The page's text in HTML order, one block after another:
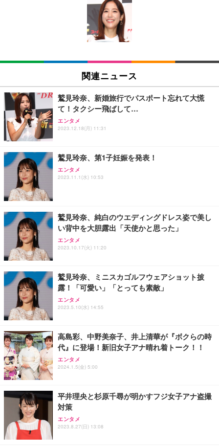
い 跳ね上げ式アームレスト コンパクト 約105度ロッ
キング pc 事務椅子 360度回転 座面昇降 強化ナイロ
ン樹脂ベース 通気性メッシュ 在宅ワーク H-WY01
(黒網+黒枠+黒足)
SIHOO B100 オフィスチェア／デスクチェア メッシ
ュチェア 人間工学 疲れない ブラック
￥27,999
Sezlife オフィスチェア デスクチェア 疲れない テレ
ワーク チェア 強化バックレスト 30度ロッキング機
能 人間工学 椅子 腰サポート 90度跳ね上げ式アーム
ョン PCチェア 通気性メッシュ ゲーミング/勉強/事
務用 おしゃれ パソコンチェア (ブラック)
Sezlife オフィスチェア デスクチェア 疲れない テレ
ワーク チェア 強化バックレスト 30度ロッキング機
務用 おしゃれ パソコンチェア (ホワイト)
ANDWINT オフィスチェア デスクチェア 肘なし メ
ッシュ 通気性 ランバーサポート付き 腰サポート ガ
ス圧無段階昇降 360度回転 キャスター付き コンパク
EV3240X-WT | 31.5型4K UHD・USB Type-C・ホワ
￥105,595
EIZO ビジネス向けプレミアムモニター | FlexScan
￥109,572
【純正品】27"ゲーミングモニター DualSense 充電
フック付き（CFI-ZDM1J）
【整備済み品】Dell E2724HS 27インチ 液晶モニタ
ー フルHD（1920×1080）VA 非光沢 HDMI/DisplayP
【MiniLED/24.5inch/280Hz/FHD】GRAPHT THE S
HOOTER Gaming Monitor 24” Essential ゲーミン
グモニター QD 24.5インチ 1ms FHD 量子ドット 残
Amazonベーシック ペットシーツ 薄型 レギュラー 1
回使い捨て 無香料 ホワイト 300枚
Amazonベーシック ペットシーツ 厚型 ワイド 42枚
x2袋(84枚) ホワイト(吸収面:ライトブルー)
￥3,234
ネオ・ルーライフ ネオ・オムツ L 中型犬用 26枚入
り 単品
Smart Basic(スマートベーシック) 【Amazon.co.jp
限定】 Smart Basic アイリスオーヤマ ペットシーツ
アイリスオーヤマ ペットシーツ 超厚型 お徳用 レギ
ュラー 200枚入【Amazon.co.jp限定】
関連ニュース
鷲見玲奈、新婚旅行でパスポート忘れて大慌
て！タクシー飛ばして…
エンタメ
2023.12.18(月) 11:31
鷲見玲奈、第1子妊娠を発表！
エンタメ
2023.11.1(水) 10:53
鷲見玲奈、純白のウエディングドレス姿で美し
い背中を大胆露出「天使かと思った」
エンタメ
2023.10.17(火) 11:20
鷲見玲奈、ミニスカゴルフウェアショット披
露！「可愛い」「とっても素敵」
エンタメ
2023.5.10(水) 14:55
高島彩、中野美奈子、井上清華が『ボクらの時
代』に登場！新旧女子アナ晴れ着トーク！！
エンタメ
2024.1.5(金) 5:00
平井理央と杉原千尋が明かすフジ女子アナ盗撮
対策
エンタメ
2023.8.27(日) 13:08